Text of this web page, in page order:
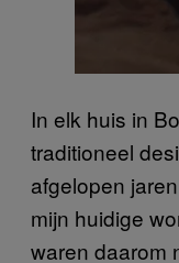
In elk huis in
traditioneel
afgelopen
mijn huidige
waren daarom